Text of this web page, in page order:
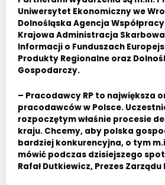
Uniwersytet Ekonomiczny we
Dolnośląska Agencja
Krajowa Administracja
Informacji o Funduszach
Produkty Regionalne oraz
Gospodarczy.
– Pracodawcy RP to największa
pracodawców w Polsce.
rozpoczętym właśnie procesie
kraju. Chcemy, aby polska
bardziej konkurencyjna, o tym
mówić podczas dzisiejszego
Rafał Dutkiewicz, Prezes